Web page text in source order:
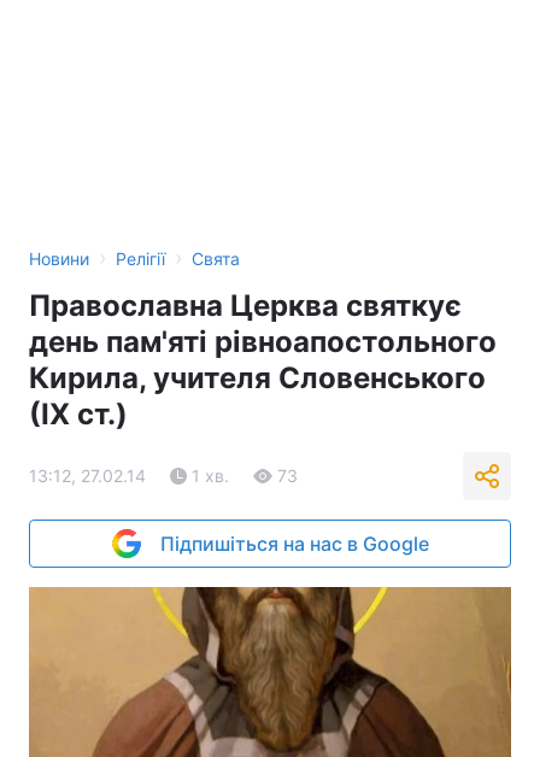
Новини › Релігії › Свята
Православна Церква святкує
день пам'яті рівноапостольного
Кирила, учителя Словенського
(ІХ ст.)
13:12, 27.02.14 1 хв. 73
Підпишіться на нас в Google